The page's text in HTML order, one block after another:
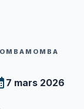
7 mars 2026